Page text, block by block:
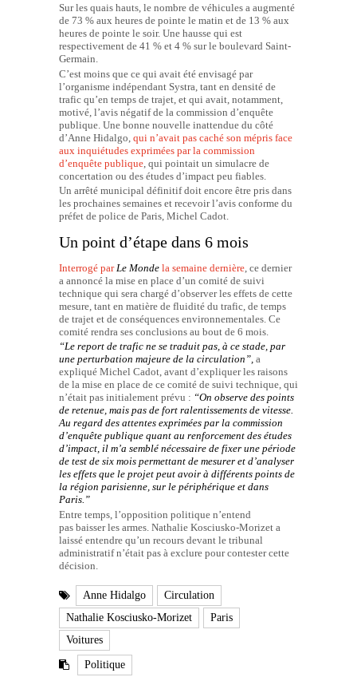
Sur les quais hauts, le nombre de véhicules a augmenté
de 73 % aux heures de pointe le matin et de 13 % aux
heures de pointe le soir. Une hausse qui est
respectivement de 41 % et 4 % sur le boulevard Saint-
Germain.
C’est moins que ce qui avait été envisagé par
l’organisme indépendant Systra, tant en densité de
trafic qu’en temps de trajet, et qui avait, notamment,
motivé, l’avis négatif de la commission d’enquête
publique. Une bonne nouvelle inattendue du côté
d’Anne Hidalgo, qui n’avait pas caché son mépris face
aux inquiétudes exprimées par la commission
d’enquête publique , qui pointait un simulacre de
concertation ou des études d’impact peu fiables.
Un arrêté municipal définitif doit encore être pris dans
les prochaines semaines et recevoir l’avis conforme du
préfet de police de Paris, Michel Cadot.
Un point d’étape dans 6 mois
Interrogé par Le Monde la semaine dernière , ce dernier
a annoncé la mise en place d’un comité de suivi
technique qui sera chargé d’observer les effets de cette
mesure, tant en matière de fluidité du trafic, de temps
de trajet et de conséquences environnementales. Ce
comité rendra ses conclusions au bout de 6 mois.
“Le report de trafic ne se traduit pas, à ce stade, par
une perturbation majeure de la circulation”, a
expliqué Michel Cadot, avant d’expliquer les raisons
de la mise en place de ce comité de suivi technique, qui
n’était pas initialement prévu : “On observe des points
de retenue, mais pas de fort ralentissements de vitesse.
Au regard des attentes exprimées par la commission
d’enquête publique quant au renforcement des études
d’impact, il m’a semblé nécessaire de fixer une période
de test de six mois permettant de mesurer et d’analyser
les effets que le projet peut avoir à différents points de
la région parisienne, sur le périphérique et dans
Paris.”
Entre temps, l’opposition politique n’entend
pas baisser les armes. Nathalie Kosciusko-Morizet a
laissé entendre qu’un recours devant le tribunal
administratif n’était pas à exclure pour contester cette
décision.
Anne Hidalgo
Circulation
Nathalie Kosciusko-Morizet
Paris
Voitures
Politique